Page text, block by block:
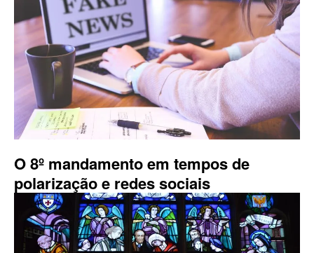
O 8º mandamento em tempos de
polarização e redes sociais